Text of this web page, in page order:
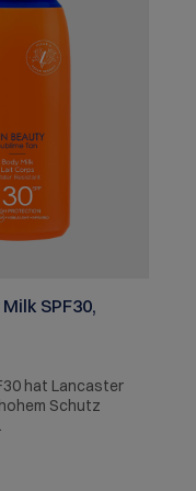
SPF30,
hat Lancaster
Schutz
zu
und